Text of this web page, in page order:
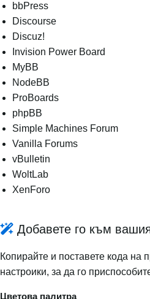
bbPress
Discourse
Discuz!
Invision Power Board
MyBB
NodeBB
ProBoards
phpBB
Simple Machines Forum
Vanilla Forums
vBulletin
WoltLab
XenForo
Добавете го към
Копирайте и поставете кода на
настроики, за да го
Цветова палитра